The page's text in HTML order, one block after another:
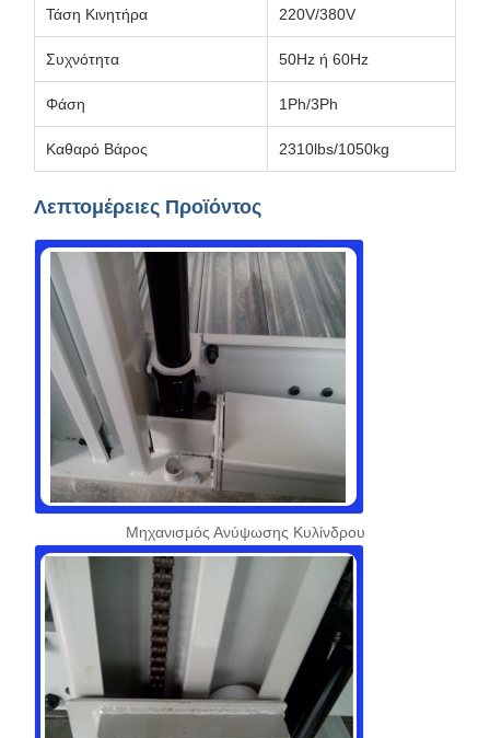
Τάση Κινητήρα 220V/380V
Συχνότητα 50Hz ή 60Hz
Φάση 1Ph/3Ph
Καθαρό Βάρος 2310lbs/1050kg
Λεπτομέρειες Προϊόντος
Μηχανισμός Ανύψωσης Κυλίνδρου